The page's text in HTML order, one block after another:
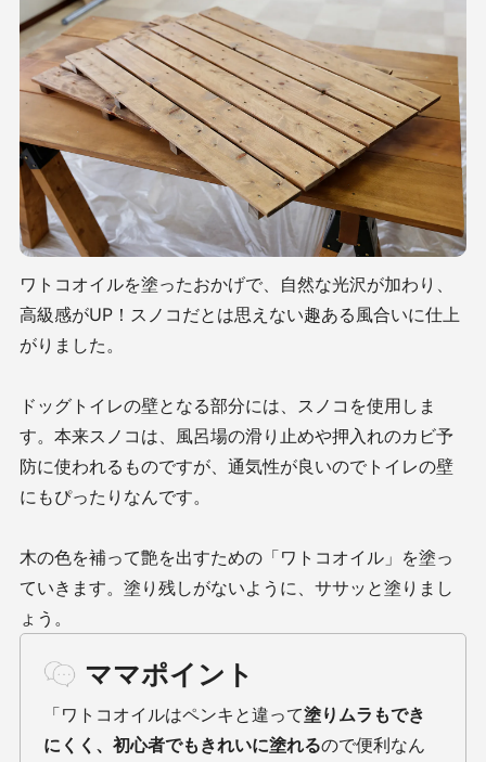
ワトコオイルを塗ったおかげで、自然な光沢が加わり、
高級感がUP！スノコだとは思えない趣ある風合いに仕上
がりました。
ドッグトイレの壁となる部分には、スノコを使用しま
す。本来スノコは、風呂場の滑り止めや押入れのカビ予
防に使われるものですが、通気性が良いのでトイレの壁
にもぴったりなんです。
木の色を補って艶を出すための「ワトコオイル」を塗っ
ていきます。塗り残しがないように、ササッと塗りまし
ょう。
ママポイント
「ワトコオイルはペンキと違って塗りムラもでき
にくく、初心者でもきれいに塗れるので便利なん